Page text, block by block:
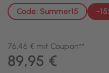
Code: Summer15 -
76,46 € mit Coupon**
89,95 €